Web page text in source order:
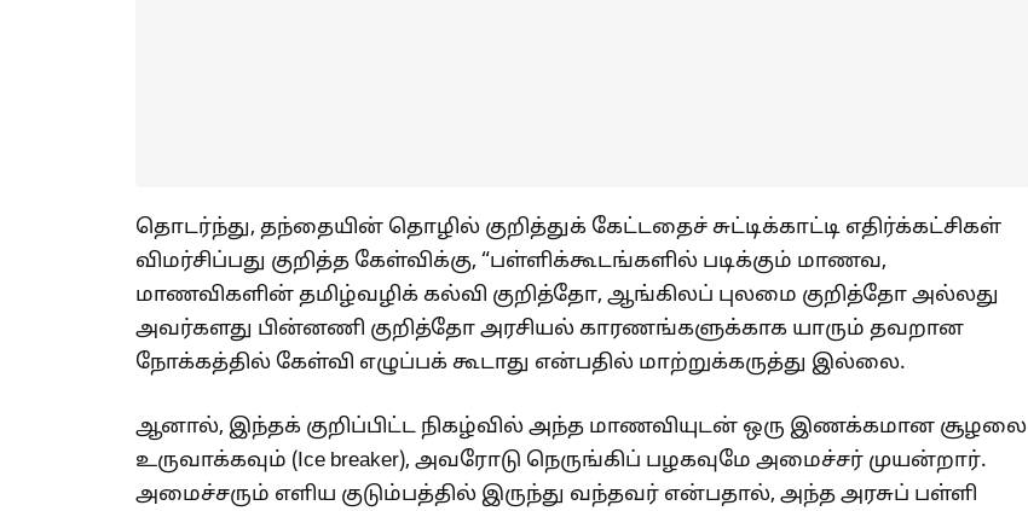
தொடர்ந்து, தந்தையின் தொழில் குறித்துக் கேட்டதைச் சுட்டிக்காட்டி எதிர்க்கட்சிகள்
விமர்சிப்பது குறித்த கேள்விக்கு, “பள்ளிக்கூடங்களில் படிக்கும் மாணவ,
மாணவிகளின் தமிழ்வழிக் கல்வி குறித்தோ, ஆங்கிலப் புலமை குறித்தோ அல்லது
அவர்களது பின்னணி குறித்தோ அரசியல் காரணங்களுக்காக யாரும் தவறான
நோக்கத்தில் கேள்வி எழுப்பக் கூடாது என்பதில் மாற்றுக்கருத்து இல்லை.
ஆனால், இந்தக் குறிப்பிட்ட நிகழ்வில் அந்த மாணவியுடன் ஒரு இணக்கமான சூழலை
உருவாக்கவும் (Ice breaker), அவரோடு நெருங்கிப் பழகவுமே அமைச்சர் முயன்றார்.
அமைச்சரும் எளிய குடும்பத்தில் இருந்து வந்தவர் என்பதால், அந்த அரசுப் பள்ளி